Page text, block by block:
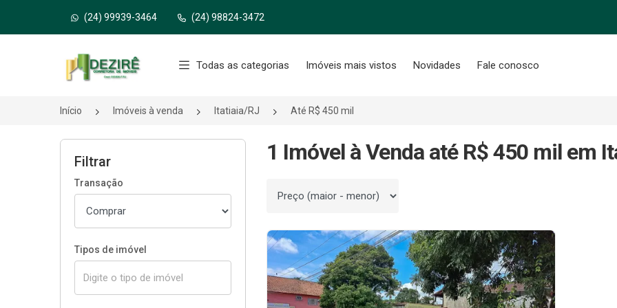
(24) 99939-3464 (24) 98824-3472
Página inicial
Todas as categorias Imóveis mais vistos Novidades Fale conosco
Início Imóveis à venda Itatiaia/RJ Até R$ 450 mil
Filtrar
Transação
Tipos de imóvel
1 Imóvel à Venda até R$ 450 mil em
Ordenar por